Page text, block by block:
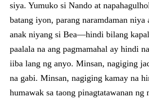
siya. Yumuko si Nando at
batang iyon, parang naramdaman niya
anak niyang si Bea—hindi bilang
paalala na ang pagmamahal ay hindi
iiba lang ng anyo. Minsan, nagiging
na gabi. Minsan, nagiging kamay na
humawak sa taong pinagtatawanan ng